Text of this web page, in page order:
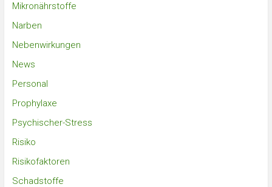
Mikronährstoffe
Narben
Nebenwirkungen
News
Personal
Prophylaxe
Psychischer-Stress
Risiko
Risikofaktoren
Schadstoffe